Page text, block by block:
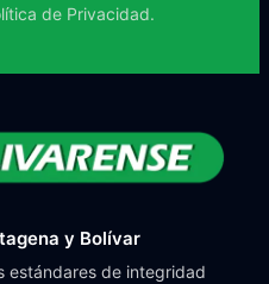
de Privacidad.
y Bolívar
estándares de integridad